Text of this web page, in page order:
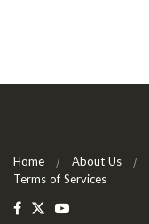
Home About Us
Terms of Services